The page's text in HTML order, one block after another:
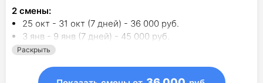
2 смены:
25 окт - 31 окт (7 дней) - 36 000 руб.
3 янв - 9 янв (7 дней) - 45 000 руб.
Раскрыть